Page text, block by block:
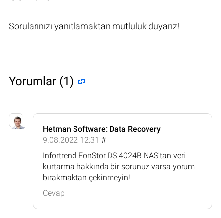
Sorularınızı yanıtlamaktan mutluluk duyarız!
Yorumlar (1)
Hetman Software: Data Recovery
9.08.2022 12:31 #
Infortrend EonStor DS 4024B NAS'tan veri
kurtarma hakkında bir sorunuz varsa yorum
bırakmaktan çekinmeyin!
Cevap